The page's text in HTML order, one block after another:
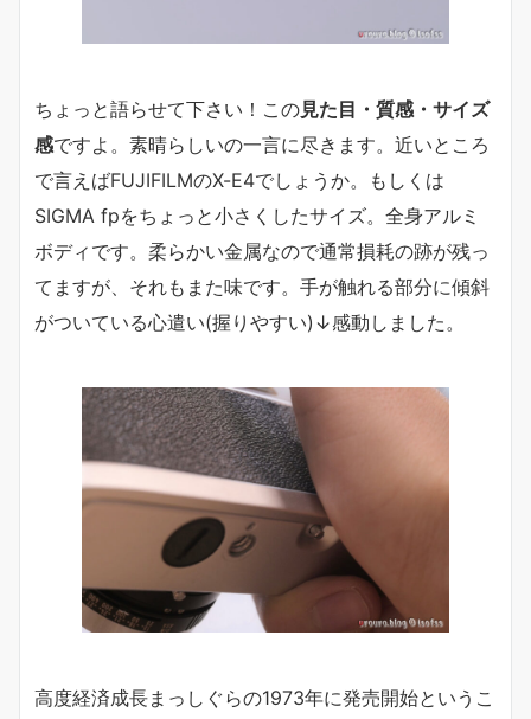
ちょっと語らせて下さい！この見た目・質感・サイズ
感ですよ。素晴らしいの一言に尽きます。近いところ
で言えばFUJIFILMのX-E4でしょうか。もしくは
SIGMA fpをちょっと小さくしたサイズ。全身アルミ
ボディです。柔らかい金属なので通常損耗の跡が残っ
てますが、それもまた味です。手が触れる部分に傾斜
がついている心遣い(握りやすい)↓感動しました。
高度経済成長まっしぐらの1973年に発売開始というこ